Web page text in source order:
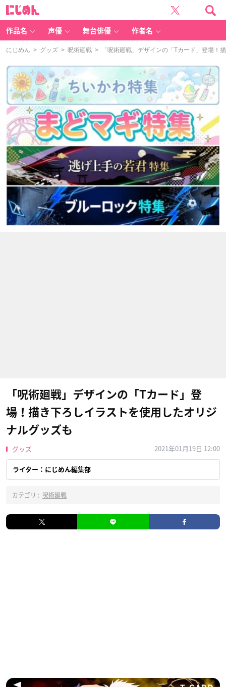
作品名 声優 舞台俳優 作者名
にじめん > グッズ > 呪術廻戦 > 「呪術廻戦」デザインの「Tカード」登場！
「呪術廻戦」デザインの「Tカード」登
場！描き下ろしイラストを使用したオリジ
ナルグッズも
グッズ 2021年01月19日 12:00
ライター：にじめん編集部
カテゴリ : 呪術廻戦